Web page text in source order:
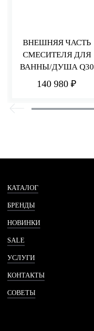
ВНЕШНЯЯ ЧАСТЬ
СМЕСИТЕЛЯ ДЛЯ
ВАННЫ/ДУША Q30
140 980 ₽
КАТАЛОГ
БРЕНДЫ
НОВИНКИ
SALE
УСЛУГИ
КОНТАКТЫ
СОВЕТЫ